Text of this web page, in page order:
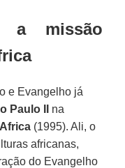
missão
e Evangelho já
Paulo II
na
(1995). Ali, o
africanas,
do Evangelho